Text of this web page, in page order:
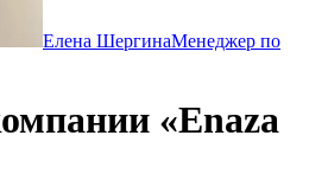
Елена ШергинаМенеджер по
«Enaza